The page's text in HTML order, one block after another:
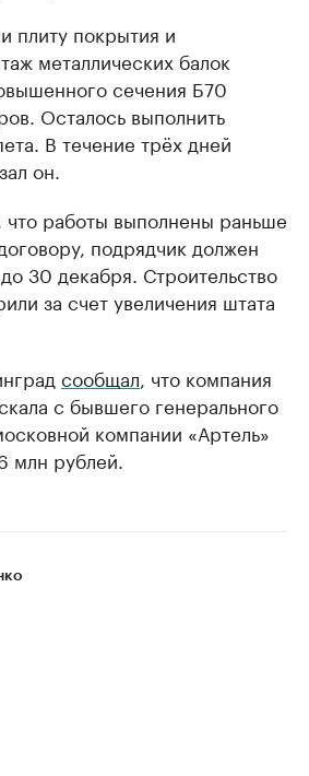
плиту покрытия и
металлических балок
сечения Б70
Осталось выполнить
В течение трёх дней
он.
что работы выполнены раньше
подрядчик должен
30 декабря. Строительство
за счет увеличения штата
сообщал, что компания
с бывшего генерального
компании «Артель»
млн рублей.